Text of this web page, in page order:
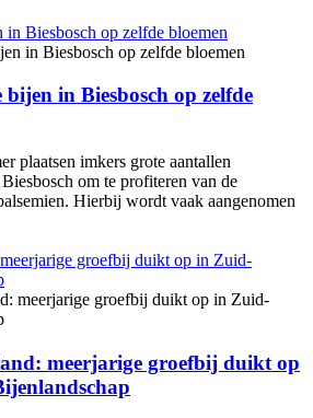
Biesbosch op zelfde bloemen
in Biesbosch op zelfde
plaatsen imkers grote aantallen
om te profiteren van de
Hierbij wordt vaak aangenomen
groefbij duikt op in Zuid-
meerjarige groefbij duikt op